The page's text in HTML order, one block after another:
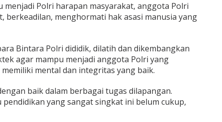
menjadi Polri harapan masyarakat, anggota Polri
berkeadilan, menghormati hak asasi manusia yang
Bintara Polri dididik, dilatih dan dikembangkan
agar mampu menjadi anggota Polri yang
mental dan integritas yang baik.
baik dalam berbagai tugas dilapangan.
yang sangat singkat ini belum cukup,